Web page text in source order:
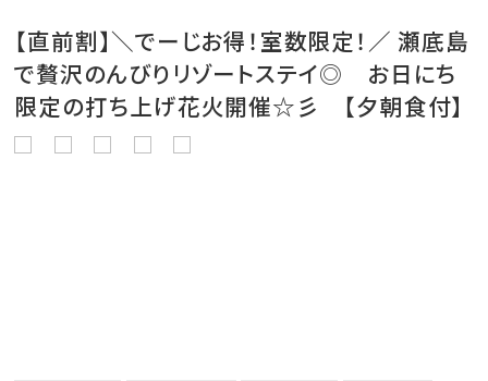
【直前割】＼でーじお得！室数限定！／ 瀬底島
で贅沢のんびりリゾートステイ◎ お日にち
限定の打ち上げ花火開催☆彡 【夕朝食付】